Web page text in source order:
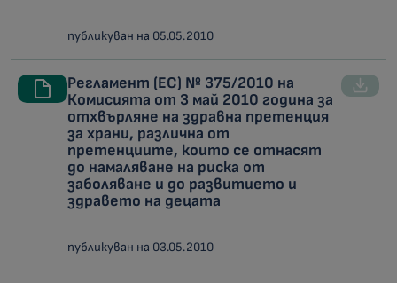
публикуван на 05.05.2010
Регламент (ЕС) № 375/2010 на
Комисията от 3 май 2010 година за
отхвърляне на здравна претенция
за храни, различна от
претенциите, които се отнасят
до намаляване на риска от
заболяване и до развитието и
здравето на децата
публикуван на 03.05.2010